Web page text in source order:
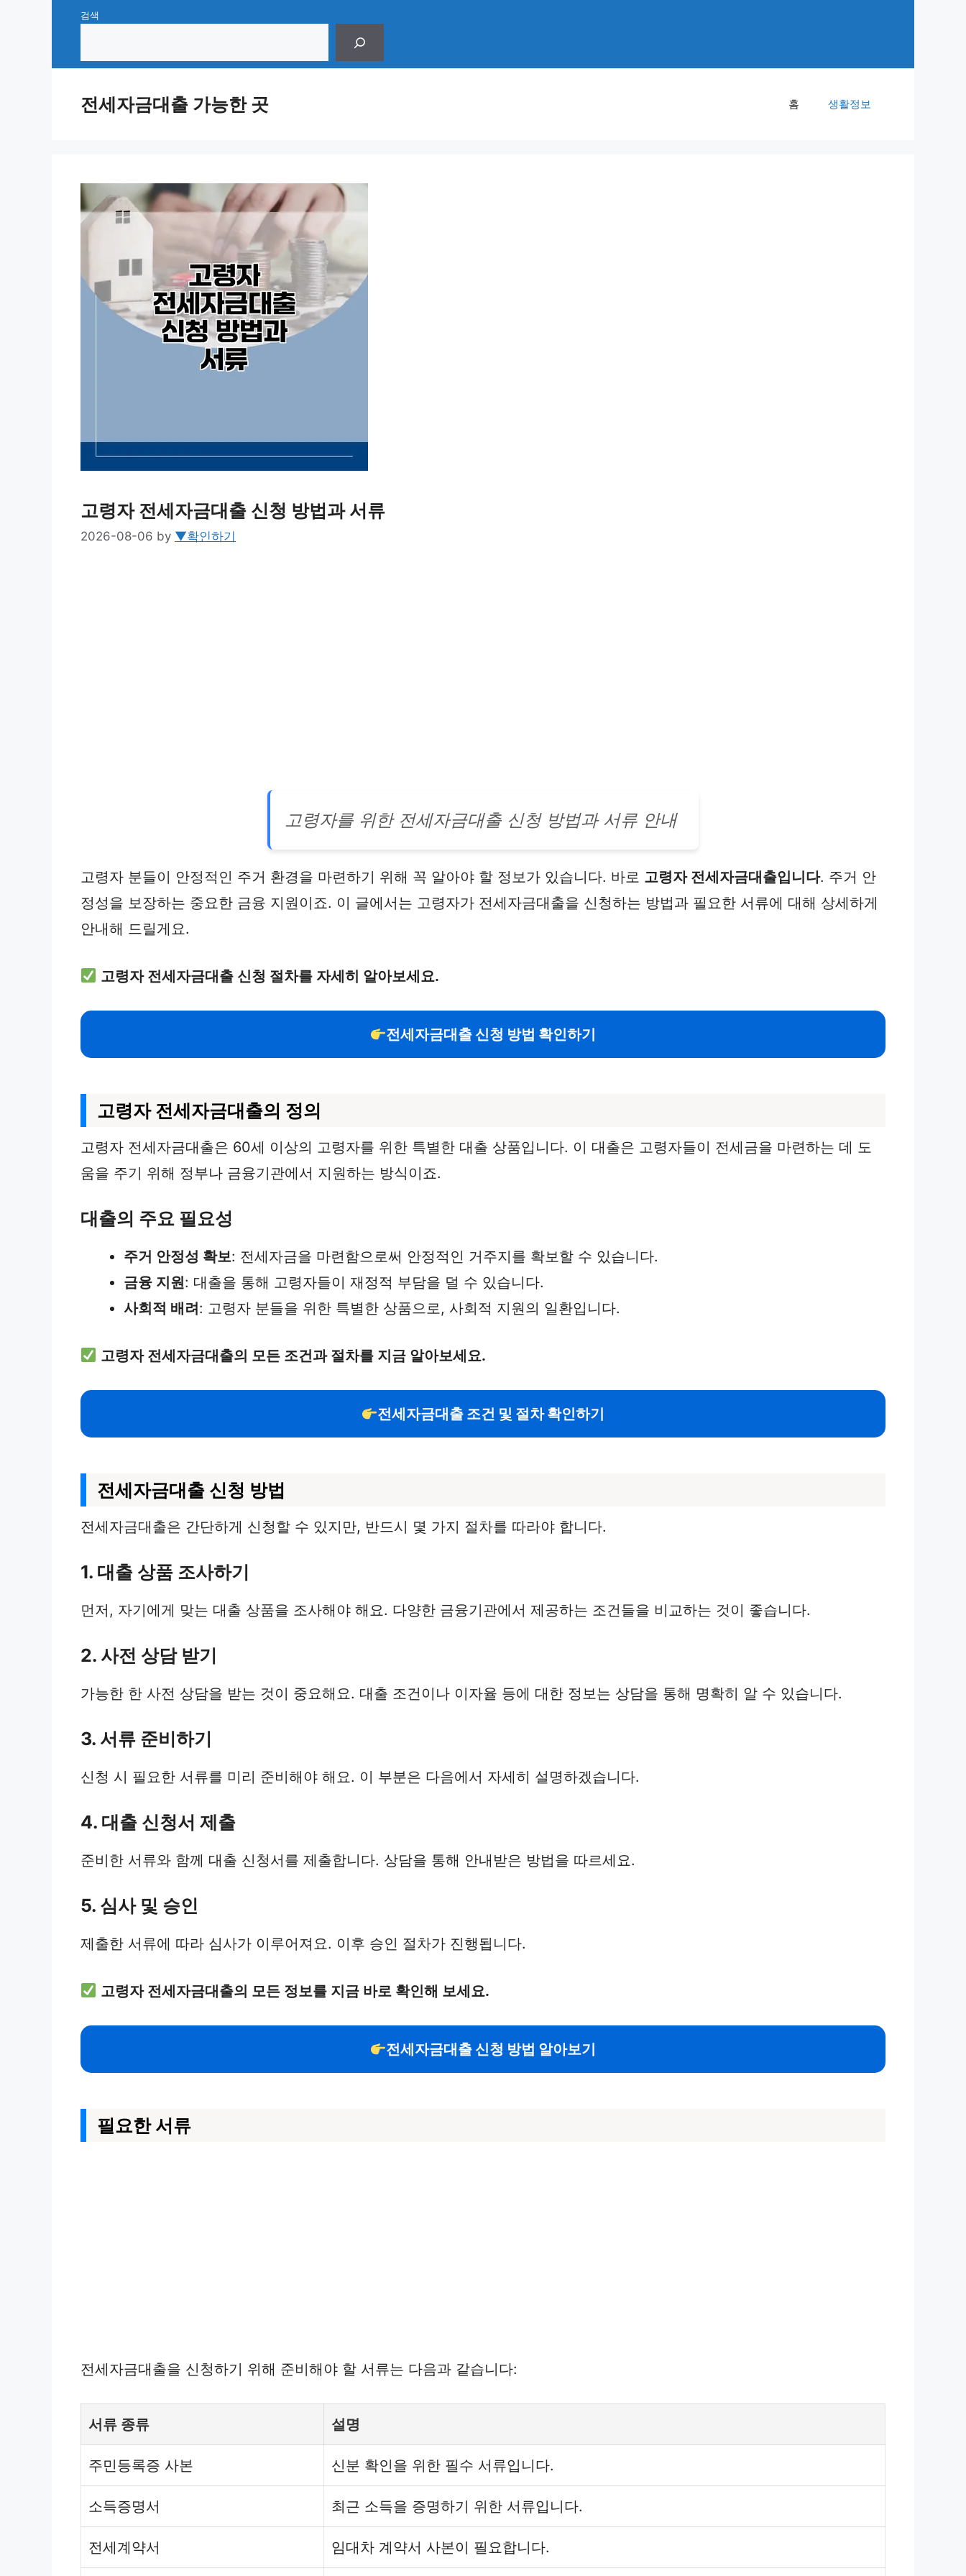
검색
전세자금대출 가능한 곳 홈 생활정보
고령자 전세자금대출 신청 방법과 서류
2026-08-06 by ▼확인하기
고령자를 위한 전세자금대출 신청 방법과 서류 안내
고령자 분들이 안정적인 주거 환경을 마련하기 위해 꼭 알아야 할 정보가 있습니다. 바로 고령자 전세자금대출입니다. 주거 안
정성을 보장하는 중요한 금융 지원이죠. 이 글에서는 고령자가 전세자금대출을 신청하는 방법과 필요한 서류에 대해 상세하게
안내해 드릴게요.
고령자 전세자금대출 신청 절차를 자세히 알아보세요.
전세자금대출 신청 방법 확인하기
고령자 전세자금대출의 정의
고령자 전세자금대출은 60세 이상의 고령자를 위한 특별한 대출 상품입니다. 이 대출은 고령자들이 전세금을 마련하는 데 도
움을 주기 위해 정부나 금융기관에서 지원하는 방식이죠.
대출의 주요 필요성
주거 안정성 확보: 전세자금을 마련함으로써 안정적인 거주지를 확보할 수 있습니다.
금융 지원: 대출을 통해 고령자들이 재정적 부담을 덜 수 있습니다.
사회적 배려: 고령자 분들을 위한 특별한 상품으로, 사회적 지원의 일환입니다.
고령자 전세자금대출의 모든 조건과 절차를 지금 알아보세요.
전세자금대출 조건 및 절차 확인하기
전세자금대출 신청 방법
전세자금대출은 간단하게 신청할 수 있지만, 반드시 몇 가지 절차를 따라야 합니다.
1. 대출 상품 조사하기
먼저, 자기에게 맞는 대출 상품을 조사해야 해요. 다양한 금융기관에서 제공하는 조건들을 비교하는 것이 좋습니다.
2. 사전 상담 받기
가능한 한 사전 상담을 받는 것이 중요해요. 대출 조건이나 이자율 등에 대한 정보는 상담을 통해 명확히 알 수 있습니다.
3. 서류 준비하기
신청 시 필요한 서류를 미리 준비해야 해요. 이 부분은 다음에서 자세히 설명하겠습니다.
4. 대출 신청서 제출
준비한 서류와 함께 대출 신청서를 제출합니다. 상담을 통해 안내받은 방법을 따르세요.
5. 심사 및 승인
제출한 서류에 따라 심사가 이루어져요. 이후 승인 절차가 진행됩니다.
고령자 전세자금대출의 모든 정보를 지금 바로 확인해 보세요.
전세자금대출 신청 방법 알아보기
필요한 서류
전세자금대출을 신청하기 위해 준비해야 할 서류는 다음과 같습니다:
서류 종류 설명
주민등록증 사본 신분 확인을 위한 필수 서류입니다.
소득증명서 최근 소득을 증명하기 위한 서류입니다.
전세계약서 임대차 계약서 사본이 필요합니다.